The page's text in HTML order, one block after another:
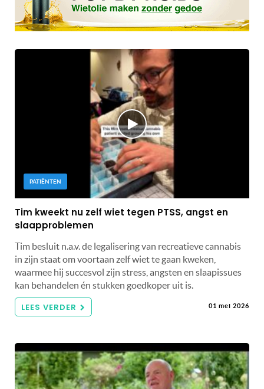
PATIËNTEN
Tim kweekt nu zelf wiet tegen PTSS, angst en
slaapproblemen
Tim besluit n.a.v. de legalisering van recreatieve cannabis
in zijn staat om voortaan zelf wiet te gaan kweken,
waarmee hij succesvol zijn stress, angsten en slaapissues
kan behandelen én stukken goedkoper uit is.
LEES VERDER 01 mei 2026